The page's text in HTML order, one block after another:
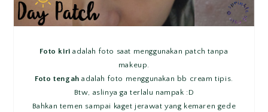
Foto kiri adalah foto saat menggunakan patch tanpa
makeup.
Foto tengah adalah foto menggunakan bb cream tipis.
Btw, aslinya ga terlalu nampak :D
Bahkan temen sampai kaget jerawat yang kemaren gede